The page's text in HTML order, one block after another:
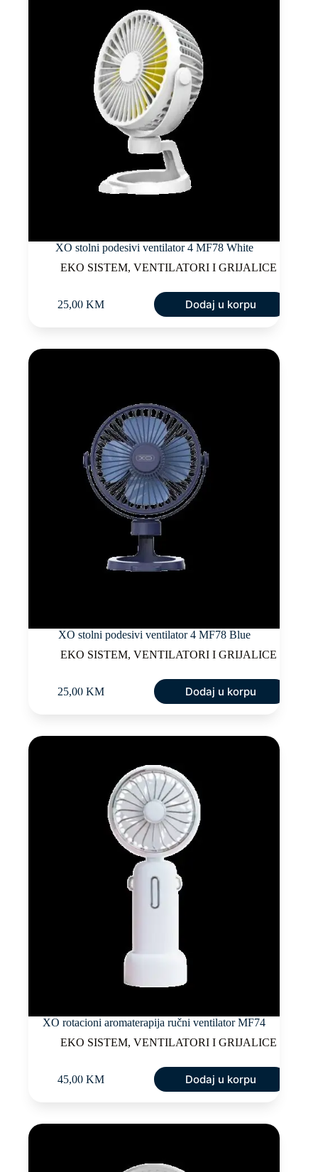
XO stolni podesivi ventilator 4 MF78 White
EKO SISTEM, VENTILATORI I GRIJALICE
25,00 KM Dodaj u korpu
XO stolni podesivi ventilator 4 MF78 Blue
EKO SISTEM, VENTILATORI I GRIJALICE
25,00 KM Dodaj u korpu
XO rotacioni aromaterapija ručni ventilator MF74
EKO SISTEM, VENTILATORI I GRIJALICE
45,00 KM Dodaj u korpu